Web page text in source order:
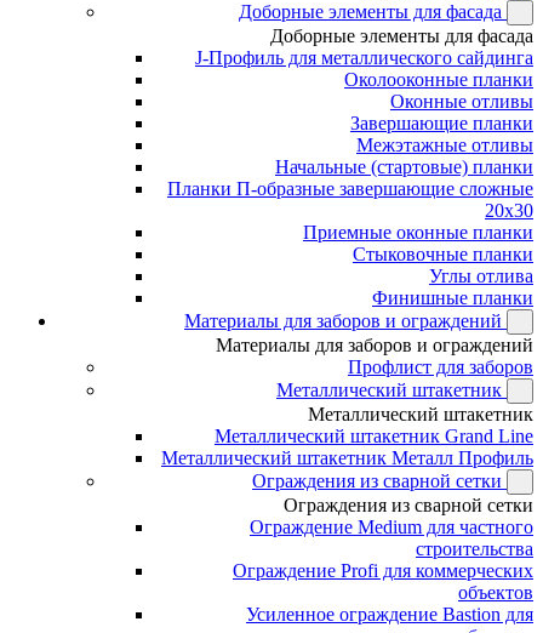
Доборные элементы для фасада
Доборные элементы для фасада
J-Профиль для металлического сайдинга
Околооконные планки
Оконные отливы
Завершающие планки
Межэтажные отливы
Начальные (стартовые) планки
Планки П-образные завершающие сложные
20x30
Приемные оконные планки
Стыковочные планки
Углы отлива
Финишные планки
Материалы для заборов и ограждений
Материалы для заборов и ограждений
Профлист для заборов
Металлический штакетник
Металлический штакетник
Металлический штакетник Grand Line
Металлический штакетник Металл Профиль
Ограждения из сварной сетки
Ограждения из сварной сетки
Ограждение Medium для частного
строительства
Ограждение Profi для коммерческих
объектов
Усиленное ограждение Bastion для